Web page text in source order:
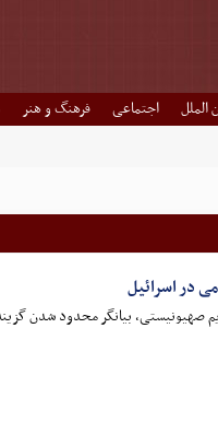
الملل اجتماعی فرهنگ و هنر
در اسرائیل
بیانگر محدود شدن